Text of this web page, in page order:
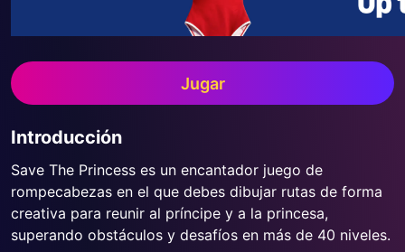
Jugar
Introducción
Save The Princess es un encantador juego de
rompecabezas en el que debes dibujar rutas de forma
creativa para reunir al príncipe y a la princesa,
superando obstáculos y desafíos en más de 40 niveles.